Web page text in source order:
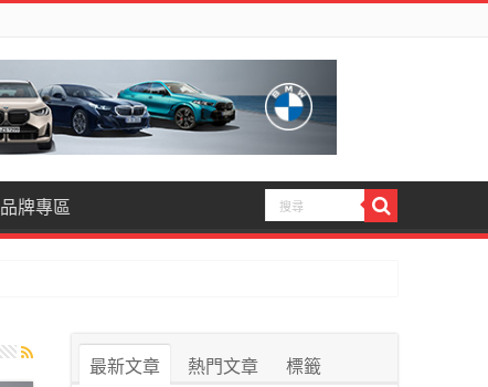
品牌專區
最新文章 熱門文章 標籤